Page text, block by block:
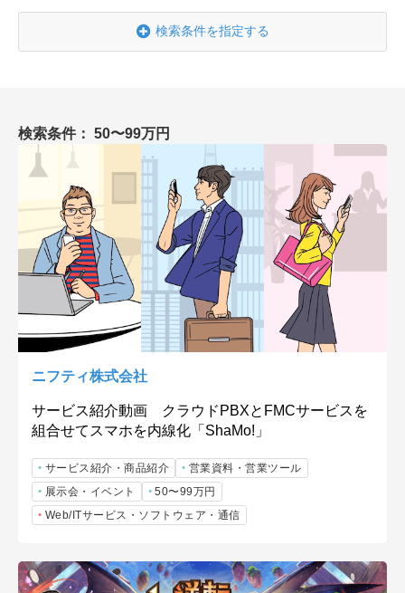
お問合わせ・無料見積もり
資料ダウンロード
検索条件を指定する
検索条件： 50〜99万円
ニフティ株式会社
サービス紹介動画 クラウドPBXとFMCサービスを
組合せてスマホを内線化「ShaMo!」
サービス紹介・商品紹介
営業資料・営業ツール
展示会・イベント
50〜99万円
Web/ITサービス・ソフトウェア・通信